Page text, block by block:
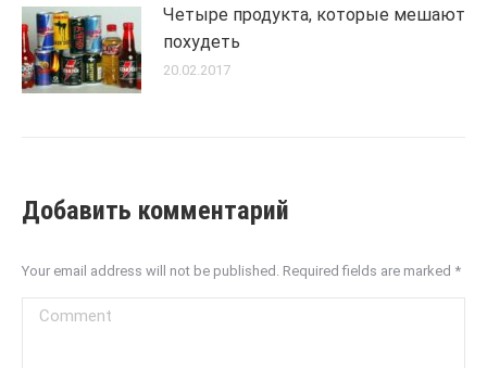
Четыре продукта, которые мешают
похудеть
20.02.2017
Добавить комментарий
Your email address will not be published. Required fields are marked *
Comment